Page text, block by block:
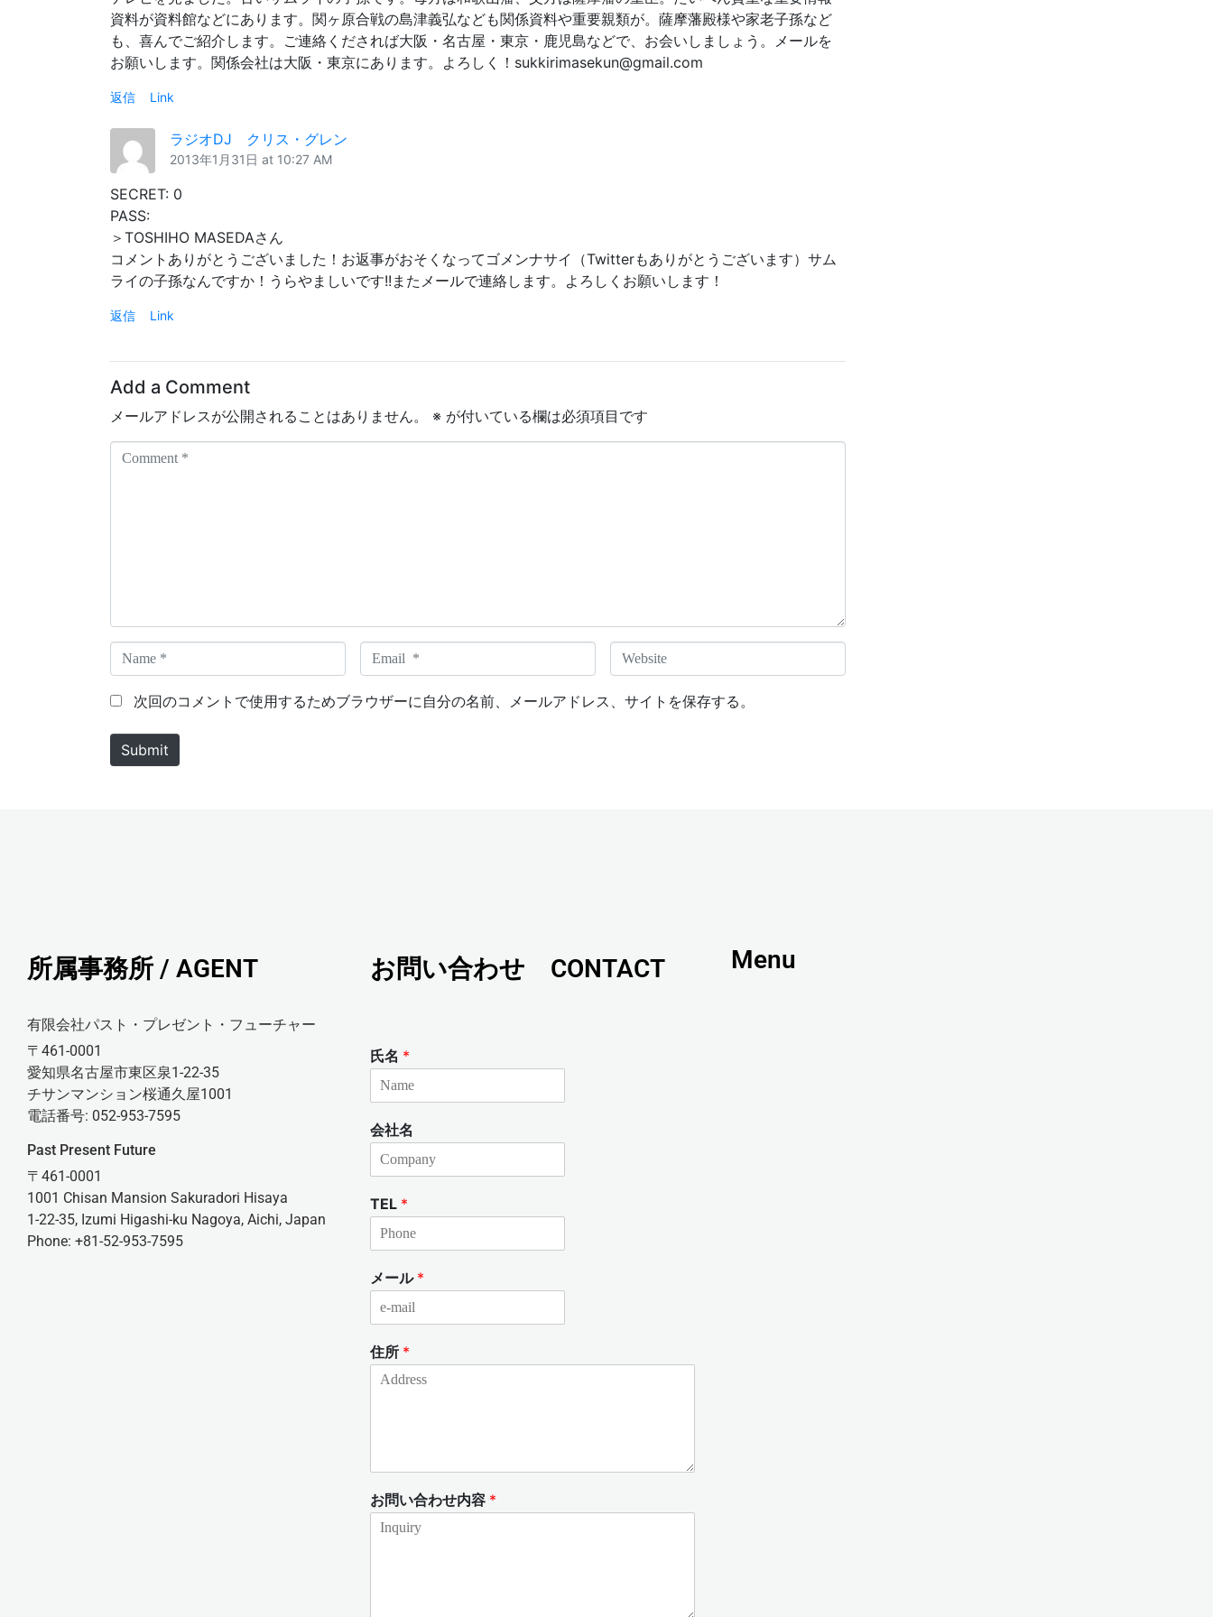
資料が資料館などにあります。関ヶ原合戦の島津義弘なども関係資料や重要親類が。薩摩藩殿様や家老子孫など
も、喜んでご紹介します。ご連絡くだされば大阪・名古屋・東京・鹿児島などで、お会いしましょう。メールを
お願いします。関係会社は大阪・東京にあります。よろしく！sukkirimasekun@gmail.com
返信 Link
ラジオDJ クリス・グレン
2013年1月31日 at 10:27 AM
SECRET: 0
PASS:
＞TOSHIHO MASEDAさん
コメントありがとうございました！お返事がおそくなってゴメンナサイ（Twitterもありがとうございます）サム
ライの子孫なんですか！うらやましいです!!またメールで連絡します。よろしくお願いします！
返信 Link
Add a Comment
メールアドレスが公開されることはありません。 ※ が付いている欄は必須項目です
a
m
*
m
a
W
e
次回のコメントで使用するためブラウザーに自分の名前、メールアドレス、サイトを保存する。
Submit
所属事務所 / AGENT
有限会社パスト・プレゼント・フューチャー
〒461-0001
愛知県名古屋市東区泉1-22-35
チサンマンション桜通久屋1001
電話番号: 052-953-7595
Past Present Future
〒461-0001
1001 Chisan Mansion Sakuradori Hisaya
1-22-35, Izumi Higashi-ku Nagoya, Aichi, Japan
Phone: +81-52-953-7595
お問い合わせ CONTACT
氏名 *
会社名
TEL *
メール *
住所 *
お問い合わせ内容 *
Menu